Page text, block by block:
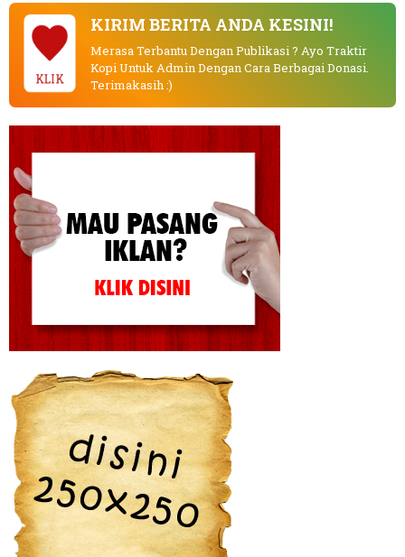
KLIK
KIRIM BERITA ANDA KESINI!
Merasa Terbantu Dengan Publikasi ? Ayo Traktir
Kopi Untuk Admin Dengan Cara Berbagai Donasi.
Terimakasih :)